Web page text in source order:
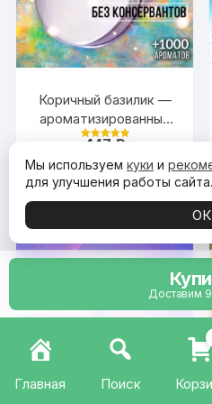
Коричный базилик —
ароматизированный
тальк для тела
из 5
447 ₽
КУПИТЬ
Главная Поиск
Мы используем куки и
для улучшения работы сайта.
ОК
Доставим 9